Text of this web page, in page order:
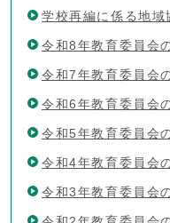
学校再編に係る地域
令和8年教育委員会
令和7年教育委員会
令和6年教育委員会
令和5年教育委員会
令和4年教育委員会
令和3年教育委員会